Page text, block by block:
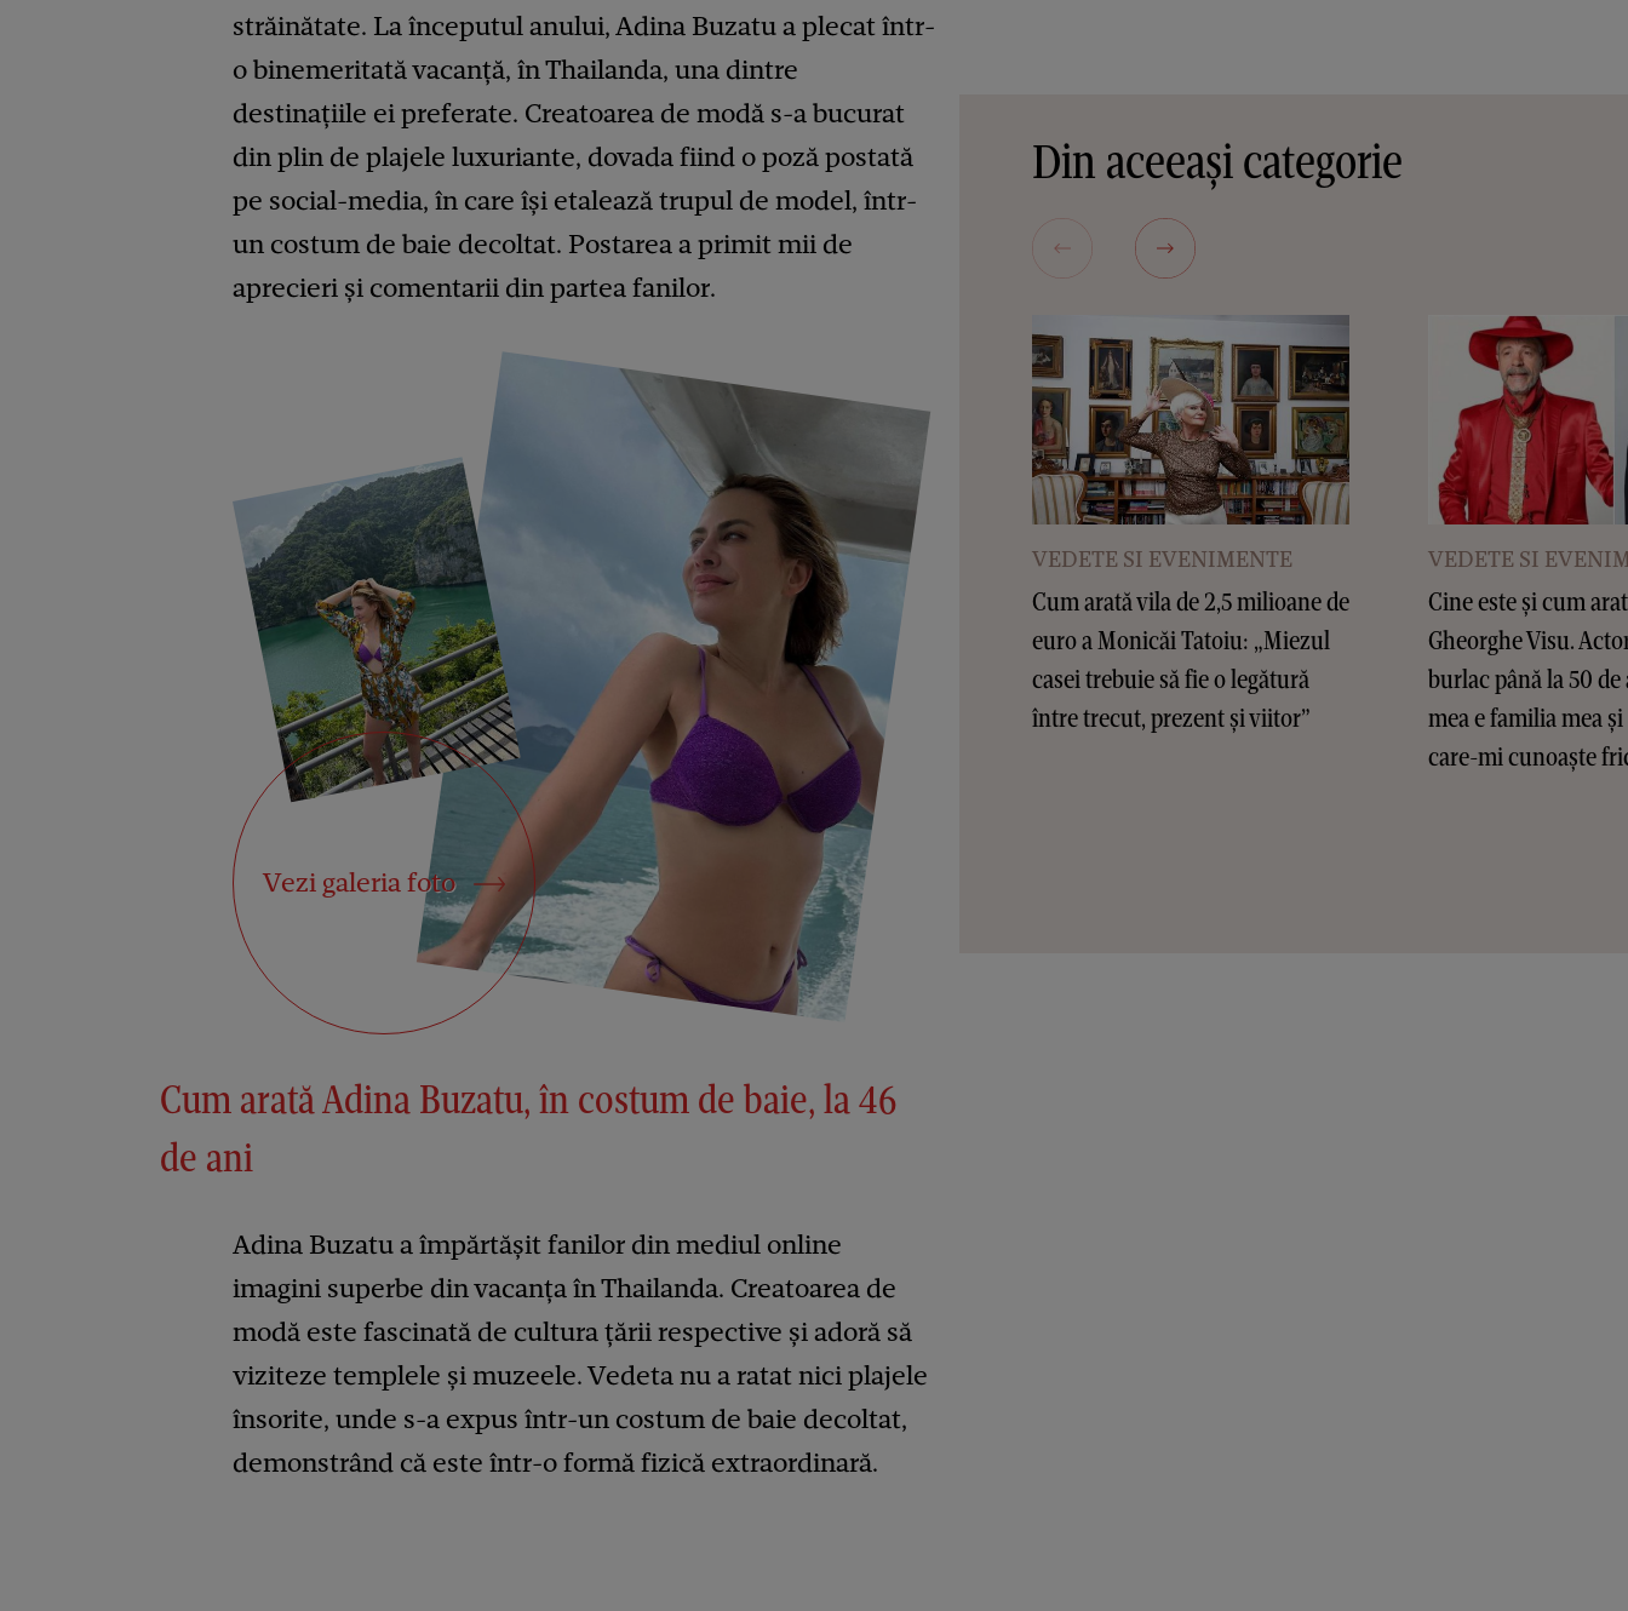
străinătate. La începutul anului, Adina Buzatu a plecat într-
o binemeritată vacanță, în Thailanda, una dintre
destinațiile ei preferate. Creatoarea de modă s-a bucurat
din plin de plajele luxuriante, dovada fiind o poză postată
pe social-media, în care își etalează trupul de model, într-
un costum de baie decoltat. Postarea a primit mii de
aprecieri și comentarii din partea fanilor.
Vezi galeria foto
Cum arată Adina Buzatu, în costum de baie, la 46
de ani
Adina Buzatu a împărtășit fanilor din mediul online
imagini superbe din vacanța în Thailanda. Creatoarea de
modă este fascinată de cultura țării respective și adoră să
viziteze templele și muzeele. Vedeta nu a ratat nici plajele
însorite, unde s-a expus într-un costum de baie decoltat,
demonstrând că este într-o formă fizică extraordinară.
Din aceeași categorie
VEDETE SI EVENIMENTE
Cum arată vila de 2,5 milioane de
euro a Monicăi Tatoiu: „Miezul
casei trebuie să fie o legătură
între trecut, prezent și viitor”
VEDETE SI
Cine este și cum
Gheorghe Visu.
burlac până la 50
mea e familia mea
care-mi cunoaște